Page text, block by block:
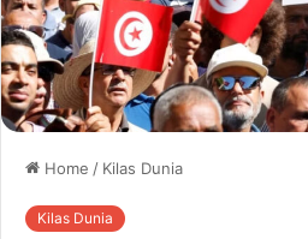
Home / Kilas Dunia
Kilas Dunia